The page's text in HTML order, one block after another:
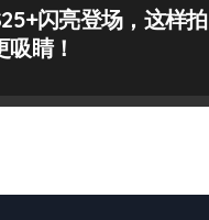
闪亮登场，这样拍
吸睛！